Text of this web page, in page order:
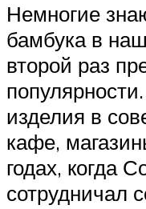
Немногие
бамбука в
второй раз
изделия в
кафе,
годах, когда
сотрудничал